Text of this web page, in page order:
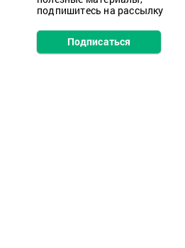
подпишитесь на рассылку
Подписаться